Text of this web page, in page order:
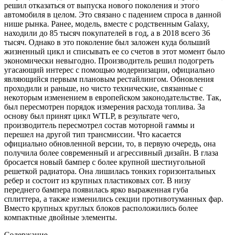
решил отказаться от выпуска нового поколения и этого
автомобиля в целом. Это связано с падением спроса в данной
нише рынка. Ранее, модель, вместе с родственным Galaxy,
находили до 85 тысяч покупателей в год, а в 2018 всего 36
тысяч. Однако в это поколение был заложен куда больший
жизненный цикл и списывать ее со счетов в этот момент было
экономически невыгодно. Производитель решил подогреть
угасающий интерес с помощью модернизации, официально
являющийся первым плановым рестайлингом. Обновления
проходили и раньше, но чисто технические, связанные с
некоторым изменением в европейском законодательстве. Так,
был пересмотрен порядок измерения расхода топлива. За
основу был принят цикл WTLP, в результате чего,
производитель пересмотрел состав моторной гаммы и
перешел на другой тип трансмиссии. Что касается
официально обновленной версии, то, в первую очередь, она
получила более современный и агрессивный дизайн. В глаза
бросается новый бампер с более крупной шестиугольной
решеткой радиатора. Она лишилась тонких горизонтальных
ребер и состоит из крупных пластиковых сот. В низу
переднего бампера появилась ярко выраженная губа
сплиттера, а также изменились секции противотуманных фар.
Вместо крупных круглых блоков расположились более
компактные двойные элементы.